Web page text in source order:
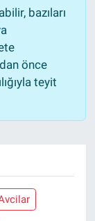
bazıları
önce
teyit